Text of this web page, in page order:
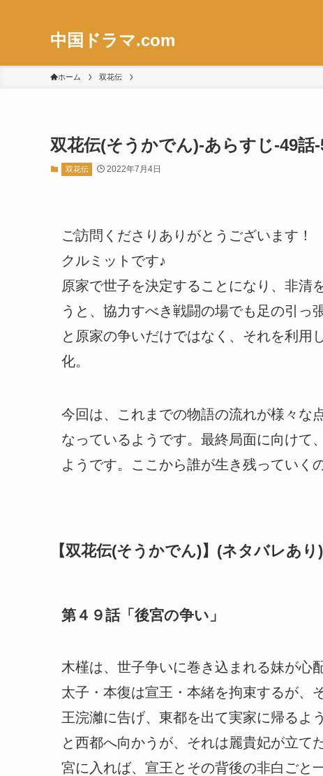
中国ドラマ.com
ホーム 双花伝
双花伝(そうかでん)-あらすじ-49話
双花伝 2022年7月4日
ご訪問くださりありがとうございます！
クルミットです♪
原家で世子を決定することになり、非清
うと、協力すべき戦闘の場でも足の引っ
と原家の争いだけではなく、それを利用
化。
今回は、これまでの物語の流れが様々な
なっているようです。最終局面に向けて
ようです。ここから誰が生き残っていく
【双花伝(そうかでん)】(ネタバレあり)
第４９話「後宮の争い」
木槿は、世子争いに巻き込まれる妹が心
太子・本復は宣王・本緒を拘束するが、
王浣灕に告げ、東都を出て実家に帰るよ
と西都へ向かうが、それは麗貴妃が立て
宮に入れば、宣王とその背後の非白ごと